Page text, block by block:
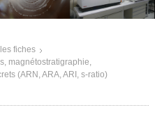
fiches
magnétostratigraphie,
(ARN, ARA, ARI, s-ratio)